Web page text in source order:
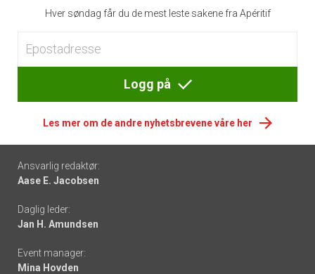
Hver søndag får du de mest leste sakene fra Apéritif
Logg på
Les mer om de andre nyhetsbrevene våre her
Footer
-
links
Ansvarlig redaktør:
Aase E. Jacobsen
Daglig leder:
Jan H. Amundsen
Event manager:
Mina Hovden